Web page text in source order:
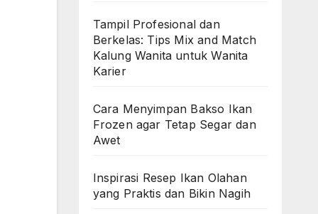
Tampil Profesional dan
Berkelas: Tips Mix and Match
Kalung Wanita untuk Wanita
Karier
Cara Menyimpan Bakso Ikan
Frozen agar Tetap Segar dan
Awet
Inspirasi Resep Ikan Olahan
yang Praktis dan Bikin Nagih